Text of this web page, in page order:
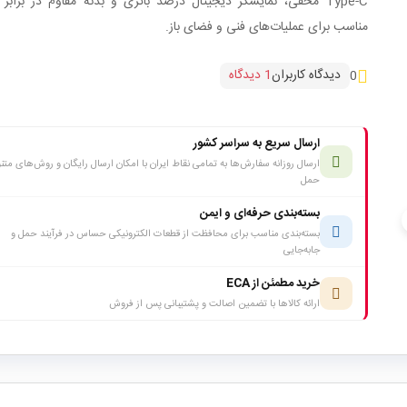
مناسب برای عملیات‌های فنی و فضای باز.
0 دیدگاه کاربران1 دیدگاه
ارسال سریع به سراسر کشور
ارسال روزانه سفارش‌ها به تمامی نقاط ایران با امکان ارسال رایگان و روش‌های
حمل
بسته‌بندی حرفه‌ای و ایمن
بسته‌بندی مناسب برای محافظت از قطعات الکترونیکی حساس در فرآیند حمل و
جابه‌جایی
خرید مطمئن از ECA
ارائه کالاها با تضمین اصالت و پشتیبانی پس از فروش